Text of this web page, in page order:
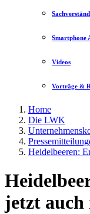
Smartphone
Videos
Vorträge &
Home
Die LWK
Heidelbeeren:
jetzt auch